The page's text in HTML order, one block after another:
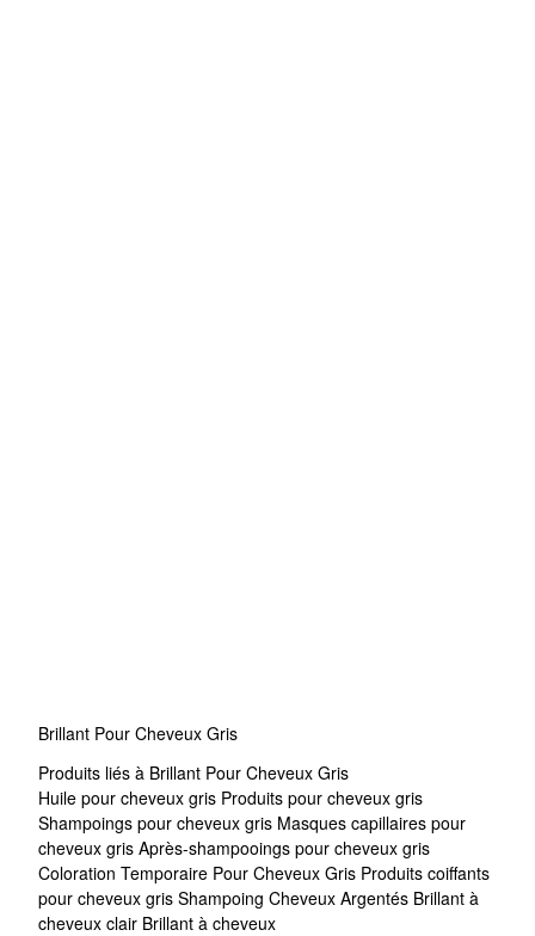
Brillant Pour Cheveux Gris
Produits liés à Brillant Pour Cheveux Gris
Huile pour cheveux gris Produits pour cheveux gris
Shampoings pour cheveux gris Masques capillaires pour
cheveux gris Après-shampooings pour cheveux gris
Coloration Temporaire Pour Cheveux Gris Produits coiffants
pour cheveux gris Shampoing Cheveux Argentés Brillant à
cheveux clair Brillant à cheveux